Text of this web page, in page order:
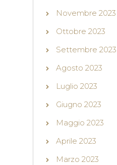
Novembre 2023
Ottobre 2023
Settembre 2023
Agosto 2023
Luglio 2023
Giugno 2023
Maggio 2023
Aprile 2023
Marzo 2023